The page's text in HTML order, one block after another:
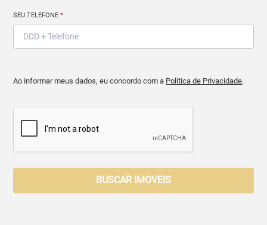
SEU TELEFONE*
Ao informar meus dados, eu concordo com a Política de Privacidade.
BUSCAR IMOVEIS